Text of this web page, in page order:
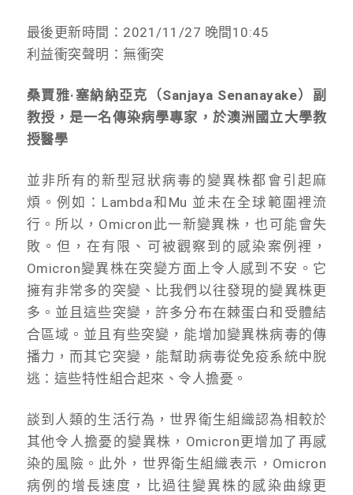
最後更新時間：2021/11/27 晚間10:45
利益衝突聲明：無衝突
桑賈雅·塞納納亞克（Sanjaya Senanayake）副
教授，是一名傳染病學專家，於澳洲國立大學教
授醫學
並非所有的新型冠狀病毒的變異株都會引起麻
煩。例如：Lambda和Mu 並未在全球範圍裡流
行。所以，Omicron此一新變異株，也可能會失
敗。但，在有限、可被觀察到的感染案例裡，
Omicron變異株在突變方面上令人感到不安。它
擁有非常多的突變、比我們以往發現的變異株更
多。並且這些突變，許多分布在棘蛋白和受體結
合區域。並且有些突變，能增加變異株病毒的傳
播力，而其它突變，能幫助病毒從免疫系統中脫
逃：這些特性組合起來、令人擔憂。
談到人類的生活行為，世界衛生組織認為相較於
其他令人擔憂的變異株，Omicron更增加了再感
染的風險。此外，世界衛生組織表示，Omicron
病例的增長速度，比過往變異株的感染曲線更